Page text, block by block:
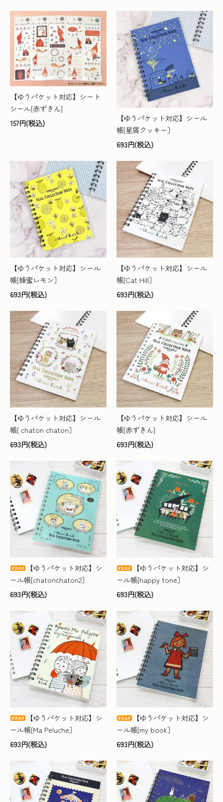
【ゆうパケット対応】シート
シール[赤ずきん]
157円(税込)
【ゆうパケット対応】シール
帳[星屑クッキー］
693円(税込)
【ゆうパケット対応】シール
帳[蜂蜜レモン］
693円(税込)
【ゆうパケット対応】シール
帳[Cat Hill］
693円(税込)
【ゆうパケット対応】シール
帳[ chaton chaton］
693円(税込)
【ゆうパケット対応】シール
帳[赤ずきん]
693円(税込)
【ゆうパケット対応】シ
ール帳[chatonchaton2］
693円(税込)
【ゆうパケット対応】シ
ール帳[happy tone］
693円(税込)
【ゆうパケット対応】シ
ール帳[Ma Peluche］
693円(税込)
【ゆうパケット対応】シ
ール帳[my book］
693円(税込)